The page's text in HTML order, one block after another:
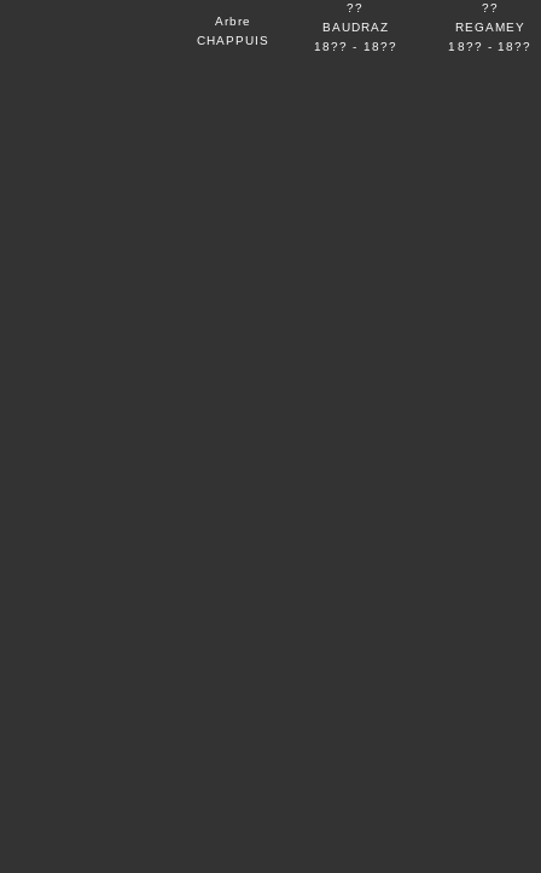
Arbre
CHAPPUIS
??
BAUDRAZ
18?? - 18??
??
REGAMEY
18?? - 18??